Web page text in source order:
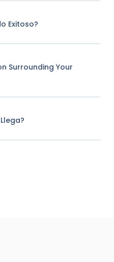
Exitoso?
Surrounding Your